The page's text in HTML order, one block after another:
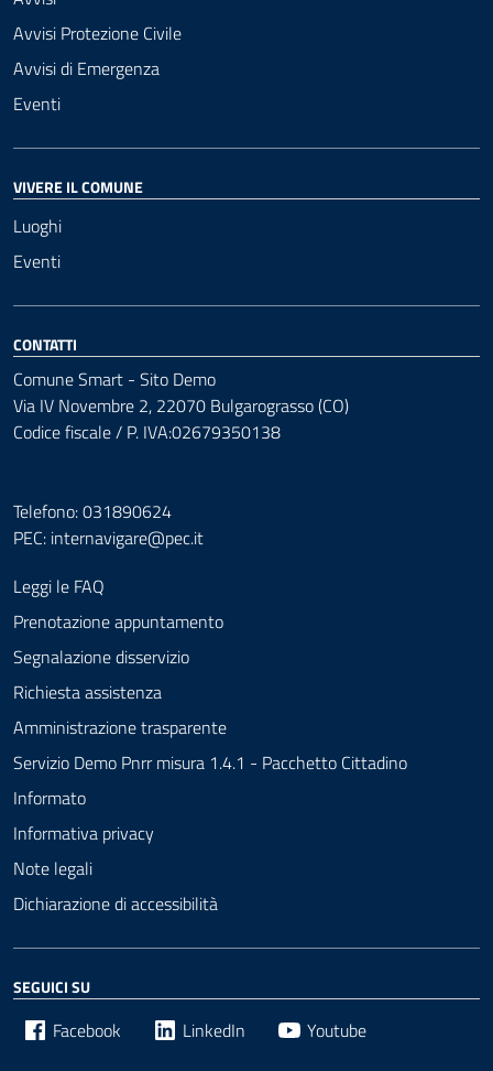
Avvisi Protezione Civile
Avvisi di Emergenza
Eventi
VIVERE IL COMUNE
Luoghi
Eventi
CONTATTI
Comune Smart - Sito Demo
Via IV Novembre 2, 22070 Bulgarograsso (CO)
Codice fiscale / P. IVA:02679350138
Telefono: 031890624
PEC: internavigare@pec.it
Leggi le FAQ
Prenotazione appuntamento
Segnalazione disservizio
Richiesta assistenza
Amministrazione trasparente
Servizio Demo Pnrr misura 1.4.1 - Pacchetto Cittadino
Informato
Informativa privacy
Note legali
Dichiarazione di accessibilità
SEGUICI SU
Facebook LinkedIn Youtube